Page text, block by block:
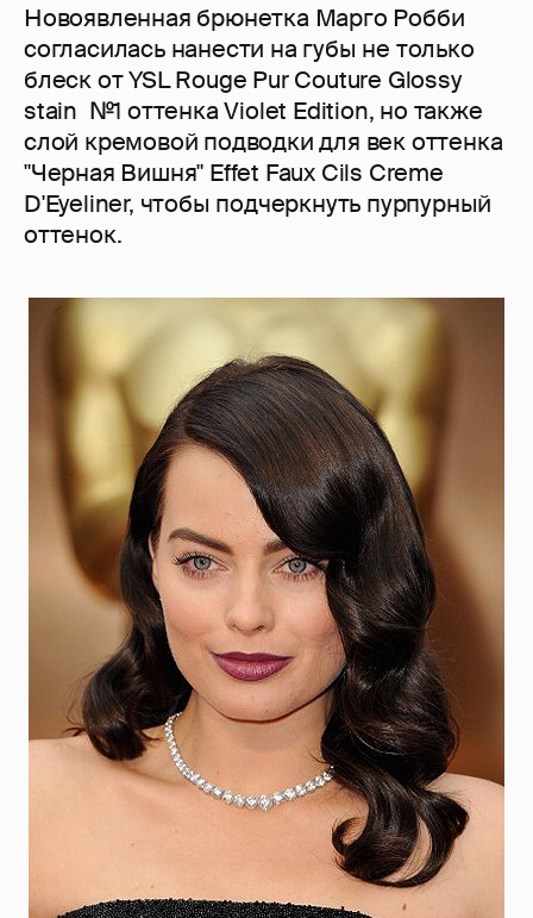
Новоявленная брюнетка Марго Робби
согласилась нанести на губы не только
блеск от YSL Rouge Pur Couture Glossy
stain №1 оттенка Violet Edition, но также
слой кремовой подводки для век оттенка
"Черная Вишня" Effet Faux Cils Creme
D'Eyeliner, чтобы подчеркнуть пурпурный
оттенок.